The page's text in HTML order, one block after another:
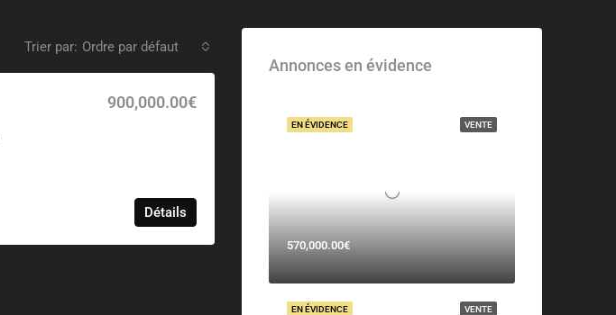
Trier par: Ordre par défaut
900,000.00€
Détails
Annonces en évidence
VENTE
EN ÉVIDENCE
570,000.00€
VENTE
EN ÉVIDENCE